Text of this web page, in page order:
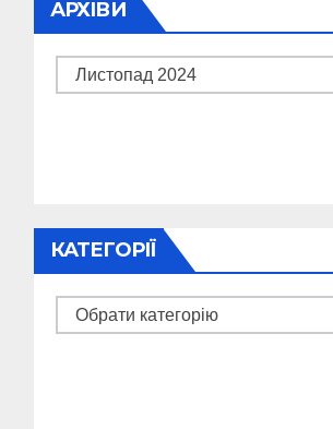
АРХІВИ
Архіви
КАТЕГОРІЇ
Категорії